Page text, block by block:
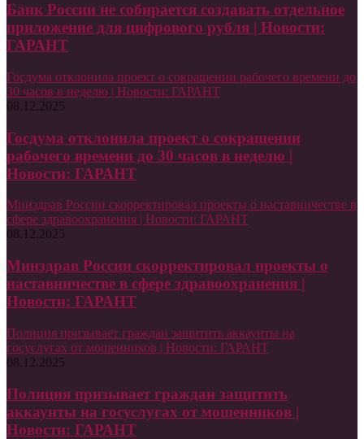
Банк России не собирается создавать отдельное
приложение для цифрового рубля | Новости:
ГАРАНТ
Госдума отклонила проект о сокращении рабочего времени до
30 часов в неделю | Новости: ГАРАНТ
08.12.2025
Госдума отклонила проект о сокращении
рабочего времени до 30 часов в неделю |
Новости: ГАРАНТ
Минздрав России скорректировал проекты о наставничестве в
сфере здравоохранения | Новости: ГАРАНТ
08.12.2025
Минздрав России скорректировал проекты о
наставничестве в сфере здравоохранения |
Новости: ГАРАНТ
Полиция призывает граждан защитить аккаунты на
госуслугах от мошенников | Новости: ГАРАНТ
08.12.2025
Полиция призывает граждан защитить
аккаунты на госуслугах от мошенников |
Новости: ГАРАНТ